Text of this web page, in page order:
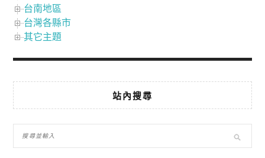
台南地區
台灣各縣市
其它主題
站內搜尋